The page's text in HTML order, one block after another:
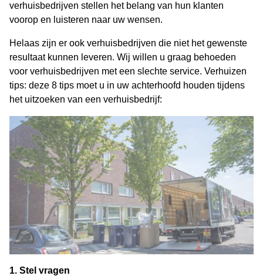
verhuisbedrijven stellen het belang van hun klanten
voorop en luisteren naar uw wensen.
Helaas zijn er ook verhuisbedrijven die niet het gewenste
resultaat kunnen leveren. Wij willen u graag behoeden
voor verhuisbedrijven met een slechte service. Verhuizen
tips: deze 8 tips moet u in uw achterhoofd houden tijdens
het uitzoeken van een verhuisbedrijf:
1. Stel vragen